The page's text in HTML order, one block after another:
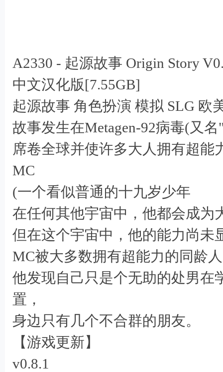
A2330 - 起源故事 Origin Story
中文汉化版[7.55GB]
起源故事 角色扮演 模拟 SLG 欧
故事发生在Metagen-92病毒(又
席卷全球并使许多大人拥有超
MC
(一个看似普通的十九岁少年
在任何其他宇宙中，他都会成为
但在这个宇宙中，他的能力尚未
MC被大多数拥有超能力的同龄
他发现自己只是个无助的处男在
置，
身边只有几个不合群的朋友。
【游戏更新】
v0.8.1